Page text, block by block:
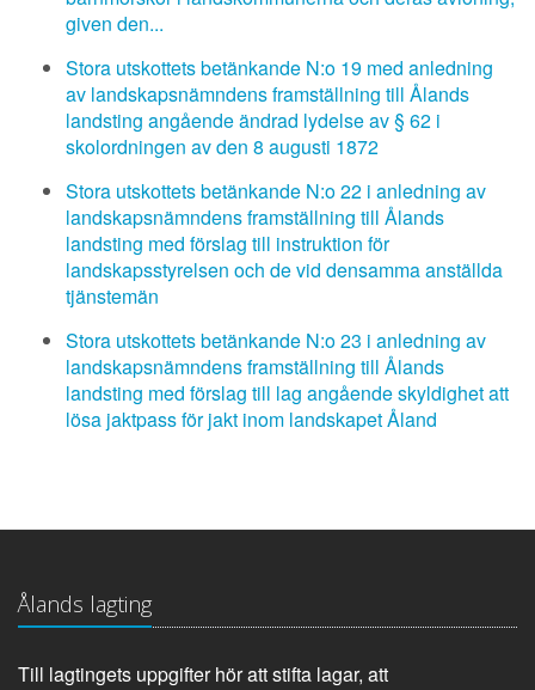
given den...
Stora utskottets betänkande N:o 19 med anledning
av landskapsnämndens framställning till Ålands
landsting angående ändrad lydelse av § 62 i
skolordningen av den 8 augusti 1872
Stora utskottets betänkande N:o 22 i anledning av
landskapsnämndens framställning till Ålands
landsting med förslag till instruktion för
landskapsstyrelsen och de vid densamma anställda
tjänstemän
Stora utskottets betänkande N:o 23 i anledning av
landskapsnämndens framställning till Ålands
landsting med förslag till lag angående skyldighet att
lösa jaktpass för jakt inom landskapet Åland
Ålands lagting
Till lagtingets uppgifter hör att stifta lagar, att